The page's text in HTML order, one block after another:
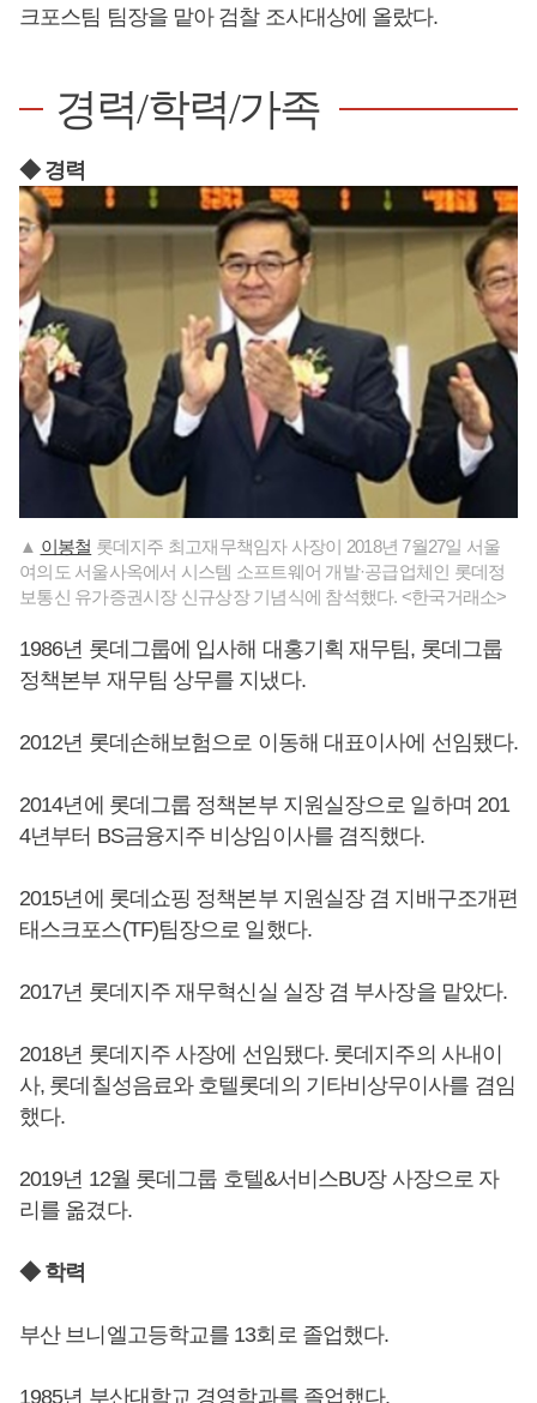
크포스팀 팀장을 맡아 검찰 조사대상에 올랐다.
경력/학력/가족
◆ 경력
▲ 이봉철 롯데지주 최고재무책임자 사장이 2018년 7월27일 서울
여의도 서울사옥에서 시스템 소프트웨어 개발·공급업체인 롯데정
보통신 유가증권시장 신규상장 기념식에 참석했다. <한국거래소>
1986년 롯데그룹에 입사해 대홍기획 재무팀, 롯데그룹
정책본부 재무팀 상무를 지냈다.
2012년 롯데손해보험으로 이동해 대표이사에 선임됐다.
2014년에 롯데그룹 정책본부 지원실장으로 일하며 201
4년부터 BS금융지주 비상임이사를 겸직했다.
2015년에 롯데쇼핑 정책본부 지원실장 겸 지배구조개편
태스크포스(TF)팀장으로 일했다.
2017년 롯데지주 재무혁신실 실장 겸 부사장을 맡았다.
2018년 롯데지주 사장에 선임됐다. 롯데지주의 사내이
사, 롯데칠성음료와 호텔롯데의 기타비상무이사를 겸임
했다.
2019년 12월 롯데그룹 호텔&서비스BU장 사장으로 자
리를 옮겼다.
◆ 학력
부산 브니엘고등학교를 13회로 졸업했다.
1985년 부산대학교 경영학과를 졸업했다.